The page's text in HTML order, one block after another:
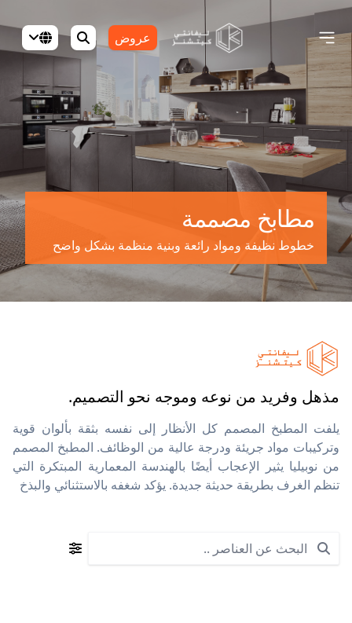
عروض
مطابخ مصممة
خطوط نظيفة ومواد رائعة وبنية منظمة بشكل واضح
مذهل وفريد من نوعه وموجه نحو التصميم.
يلفت المطبخ المصمم كل الأنظار إلى نفسه بثقة بألوان قوية
وتركيبات مواد جريئة ودرجة عالية من الوظائف. المطبخ المصمم
من نوبيليا يثير الإعجاب أيضًا بالهندسة المعمارية المبتكرة التي
تنظم الغرف بطريقة حديثة جديدة. يؤكد شغفه بالاستثنائي والبذخ
Search